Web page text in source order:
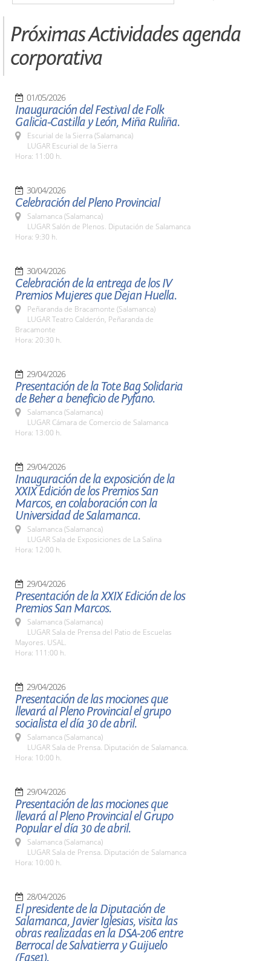
Próximas Actividades agenda
corporativa
01/05/2026
Inauguración del Festival de Folk
Galicia-Castilla y León, Miña Ruliña.
Escurial de la Sierra (Salamanca)
LUGAR Escurial de la Sierra
Hora: 11:00 h.
30/04/2026
Celebración del Pleno Provincial
Salamanca (Salamanca)
LUGAR Salón de Plenos. Diputación de Salamanca
Hora: 9:30 h.
30/04/2026
Celebración de la entrega de los IV
Premios Mujeres que Dejan Huella.
Peñaranda de Bracamonte (Salamanca)
LUGAR Teatro Calderón, Peñaranda de
Bracamonte
Hora: 20:30 h.
29/04/2026
Presentación de la Tote Bag Solidaria
de Beher a beneficio de Pyfano.
Salamanca (Salamanca)
LUGAR Cámara de Comercio de Salamanca
Hora: 13:00 h.
29/04/2026
Inauguración de la exposición de la
XXIX Edición de los Premios San
Marcos, en colaboración con la
Universidad de Salamanca.
Salamanca (Salamanca)
LUGAR Sala de Exposiciones de La Salina
Hora: 12:00 h.
29/04/2026
Presentación de la XXIX Edición de los
Premios San Marcos.
Salamanca (Salamanca)
LUGAR Sala de Prensa del Patio de Escuelas
Mayores. USAL.
Hora: 111:00 h.
29/04/2026
Presentación de las mociones que
llevará al Pleno Provincial el grupo
socialista el día 30 de abril.
Salamanca (Salamanca)
LUGAR Sala de Prensa. Diputación de Salamanca.
Hora: 10:00 h.
29/04/2026
Presentación de las mociones que
llevará al Pleno Provincial el Grupo
Popular el día 30 de abril.
Salamanca (Salamanca)
LUGAR Sala de Prensa. Diputación de Salamanca
Hora: 10:00 h.
28/04/2026
El presidente de la Diputación de
Salamanca, Javier Iglesias, visita las
obras realizadas en la DSA-206 entre
Berrocal de Salvatierra y Guijuelo
(Fase1).